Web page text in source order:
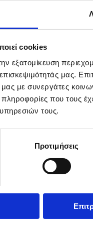
cookies
εξατομίκευση
μας.
μας με συνεργάτες
που τους
τους.
Προτιμήσεις